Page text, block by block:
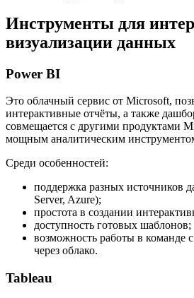
Инструменты для
визуализации данных
Power BI
Это облачный сервис от Microsoft,
интерактивные отчёты, а также
совмещается с другими продуктами
мощным аналитическим
Среди особенностей:
поддержка разных источников
Server, Azure);
простота в создании
доступность готовых шаблонов;
возможность работы в команде
через облако.
Tableau